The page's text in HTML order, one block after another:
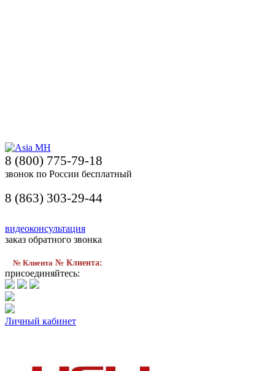
8 (800) 775-79-18
звонок по России бесплатный
8 (863) 303-29-44
видеоконсультация
заказ обратного звонка
№ Клиента № Клиента:
присоединяйтесь:
Личный кабинет